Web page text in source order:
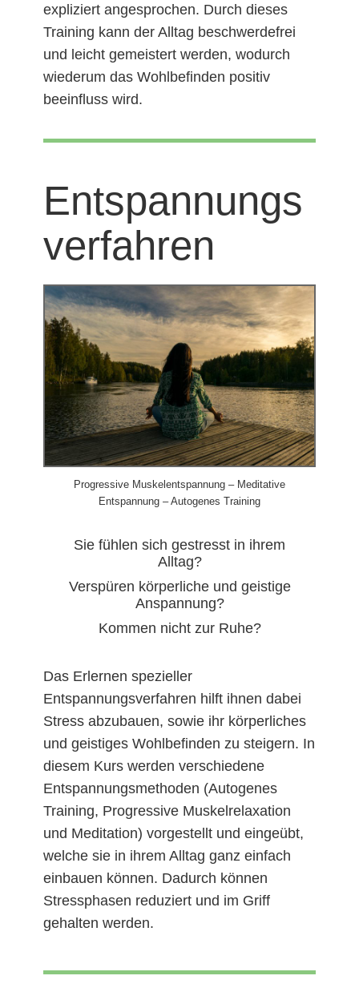
expliziert angesprochen. Durch dieses
Training kann der Alltag beschwerdefrei
und leicht gemeistert werden, wodurch
wiederum das Wohlbefinden positiv
beeinfluss wird.
Entspannungs
verfahren
Progressive Muskelentspannung – Meditative
Entspannung – Autogenes Training
Sie fühlen sich gestresst in ihrem
Alltag?
Verspüren körperliche und geistige
Anspannung?
Kommen nicht zur Ruhe?
Das Erlernen spezieller
Entspannungsverfahren hilft ihnen dabei
Stress abzubauen, sowie ihr körperliches
und geistiges Wohlbefinden zu steigern. In
diesem Kurs werden verschiedene
Entspannungsmethoden (Autogenes
Training, Progressive Muskelrelaxation
und Meditation) vorgestellt und eingeübt,
welche sie in ihrem Alltag ganz einfach
einbauen können. Dadurch können
Stressphasen reduziert und im Griff
gehalten werden.